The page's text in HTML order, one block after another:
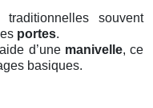
souvent
portes.
d’une manivelle, ce
basiques.